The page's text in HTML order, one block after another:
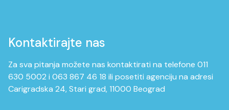
Kontaktirajte nas
Za sva pitanja možete nas kontaktirati na telefone 011
630 5002 i 063 867 46 18 ili posetiti agenciju na adresi
Carigradska 24, Stari grad, 11000 Beograd